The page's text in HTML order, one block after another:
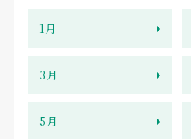
1月
3月
5月